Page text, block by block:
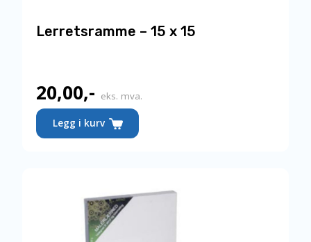
Lerretsramme – 15 x 15
20,00,- eks. mva.
Legg i kurv